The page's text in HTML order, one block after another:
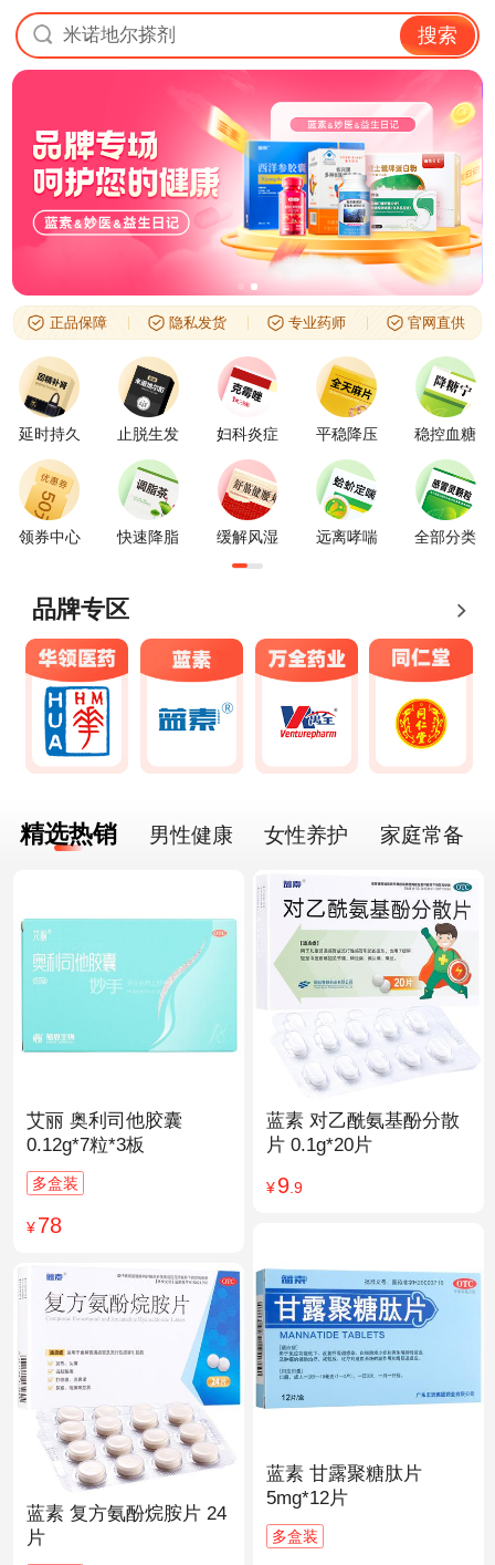
米诺地尔搽剂 搜索
正品保障 隐私发货 专业药师 官网直供
延时持久 止脱生发 妇科炎症 平稳降压 稳控血糖
领券中心 快速降脂 缓解风湿 远离哮喘 全部分类
品牌专区
精选热销 男性健康 女性养护 家庭常备
艾丽 奥利司他胶囊
0.12g*7粒*3板
多盒装
¥78
蓝素 对乙酰氨基酚分散
片 0.1g*20片
¥9.9
蓝素 甘露聚糖肽片
5mg*12片
多盒装
蓝素 复方氨酚烷胺片 24
片